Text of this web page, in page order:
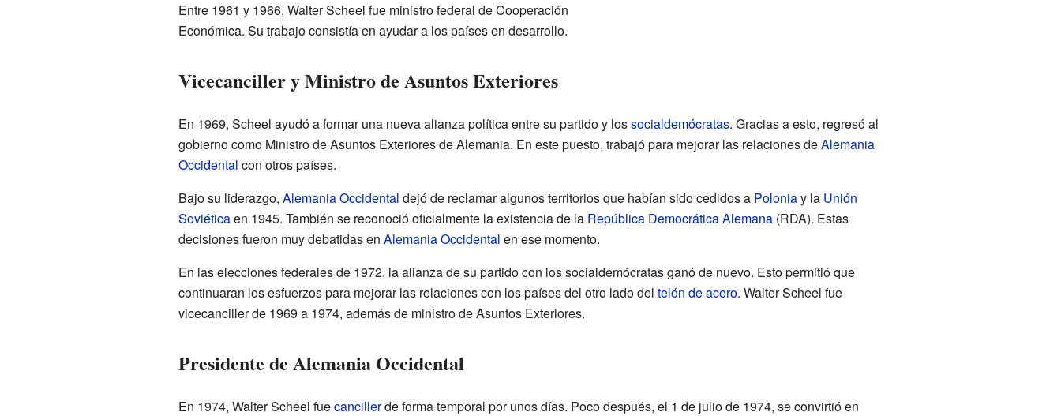
Entre 1961 y 1966, Walter Scheel fue ministro federal de Cooperación
Económica. Su trabajo consistía en ayudar a los países en desarrollo.
Vicecanciller y Ministro de Asuntos Exteriores
En 1969, Scheel ayudó a formar una nueva alianza política entre su partido y lossocialdemócratas. Gracias a esto, regresó al
gobierno como Ministro de Asuntos Exteriores de Alemania. En este puesto, trabajó para mejorar las relaciones deAlemania
Occidental con otros países.
Bajo su liderazgo, Alemania Occidental dejó de reclamar algunos territorios que habían sido cedidos a Poloniay la Unión
Soviéticaen 1945. También se reconoció oficialmente la existencia de la República Democrática Alemana(RDA). Estas
decisiones fueron muy debatidas en Alemania Occidental en ese momento.
En las elecciones federales de 1972, la alianza de su partido con los socialdemócratas ganó de nuevo. Esto permitió que
continuaran los esfuerzos para mejorar las relaciones con los países del otro lado del telón de acero. Walter Scheel fue
vicecanciller de 1969 a 1974, además de ministro de Asuntos Exteriores.
Presidente de Alemania Occidental
En 1974, Walter Scheel fuecancillerde forma temporal por unos días. Poco después, el 1 de julio de 1974, se convirtió en